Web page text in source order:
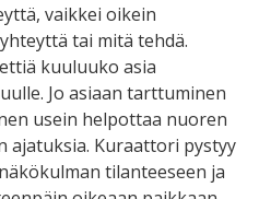
vaikkei oikein
tai mitä tehdä.
kuuluuko asia
Jo asiaan tarttuminen
usein helpottaa nuoren
ajatuksia. Kuraattori pystyy
tilanteeseen ja